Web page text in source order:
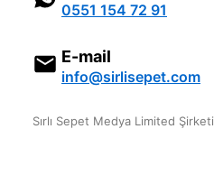
0551 154 72 91
E-mail
info@sirlisepet.com
Sırlı Sepet Medya Limited Şirketi